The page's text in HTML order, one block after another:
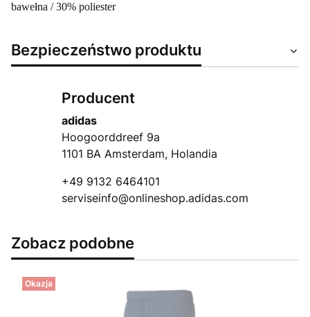
bawełna / 30% poliester
Bezpieczeństwo produktu
Producent
adidas
Hoogoorddreef 9a
1101 BA Amsterdam, Holandia
+49 9132 6464101
serviseinfo@onlineshop.adidas.com
Zobacz podobne
Okazja